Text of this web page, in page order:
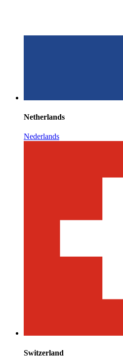
Netherlands
Nederlands
Switzerland